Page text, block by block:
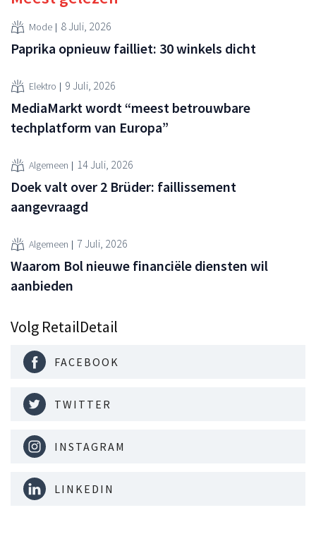
Mode 8 Juli, 2026
Paprika opnieuw failliet: 30 winkels dicht
Elektro 9 Juli, 2026
MediaMarkt wordt “meest betrouwbare
techplatform van Europa”
Algemeen 14 Juli, 2026
Doek valt over 2 Brüder: faillissement
aangevraagd
Algemeen 7 Juli, 2026
Waarom Bol nieuwe financiële diensten wil
aanbieden
Volg RetailDetail
FACEBOOK
TWITTER
INSTAGRAM
LINKEDIN